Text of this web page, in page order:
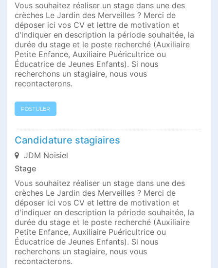
Vous souhaitez réaliser un stage dans une des
crèches Le Jardin des Merveilles ? Merci de
déposer ici vos CV et lettre de motivation et
d'indiquer en description la période souhaitée, la
durée du stage et le poste recherché (Auxiliaire
Petite Enfance, Auxiliaire Puéricultrice ou
Éducatrice de Jeunes Enfants). Si nous
recherchons un stagiaire, nous vous
recontacterons.
POSTULER
Candidature stagiaires
JDM Noisiel
Stage
Vous souhaitez réaliser un stage dans une des
crèches Le Jardin des Merveilles ? Merci de
déposer ici vos CV et lettre de motivation et
d'indiquer en description la période souhaitée, la
durée du stage et le poste recherché (Auxiliaire
Petite Enfance, Auxiliaire Puéricultrice ou
Éducatrice de Jeunes Enfants). Si nous
recherchons un stagiaire, nous vous
recontacterons.